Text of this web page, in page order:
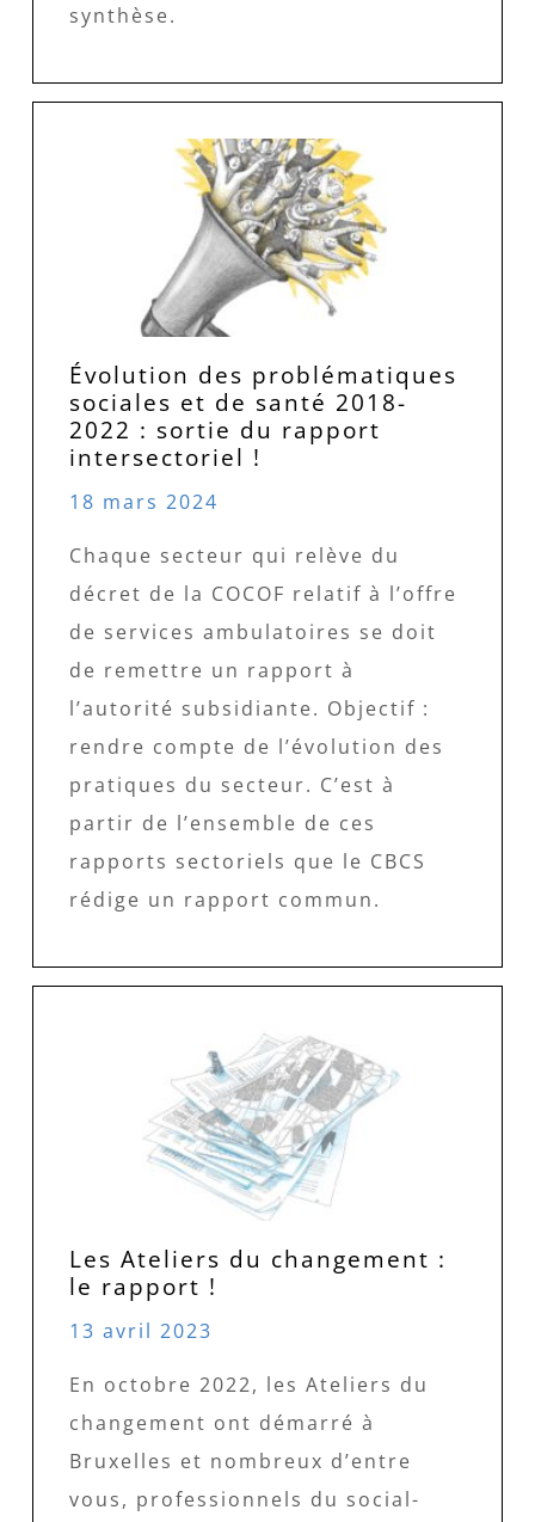
synthèse.
Évolution des problématiques
sociales et de santé 2018-
2022 : sortie du rapport
intersectoriel !
18 mars 2024
Chaque secteur qui relève du
décret de la COCOF relatif à l’offre
de services ambulatoires se doit
de remettre un rapport à
l’autorité subsidiante. Objectif :
rendre compte de l’évolution des
pratiques du secteur. C’est à
partir de l’ensemble de ces
rapports sectoriels que le CBCS
rédige un rapport commun.
Les Ateliers du changement :
le rapport !
13 avril 2023
En octobre 2022, les Ateliers du
changement ont démarré à
Bruxelles et nombreux d’entre
vous, professionnels du social-